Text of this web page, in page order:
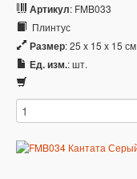
Артикул: FMB033
Плинтус
Размер: 25 x 15 x 15 см
Ед. изм.: шт.